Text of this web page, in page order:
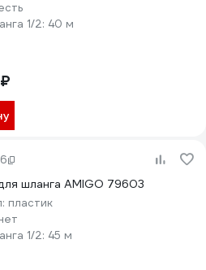
1/2: 40 м
шланга AMIGO 79603
пластик
1/2: 45 м